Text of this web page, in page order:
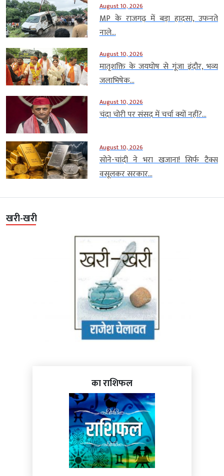
August 10, 2026
MP के राजगढ़ में बड़ा हादसा, उफनते
नाले...
August 10, 2026
मातृशक्ति के जयघोष से गूंजा इंदौर, भव्य
जलाभिषेक...
August 10, 2026
चंदा चोरी पर संसद में चर्चा क्यों नहीं?...
August 10, 2026
सोने-चांदी ने भरा खजाना! सिर्फ टैक्स
वसूलकर सरकार...
खरी-खरी
का राशिफल